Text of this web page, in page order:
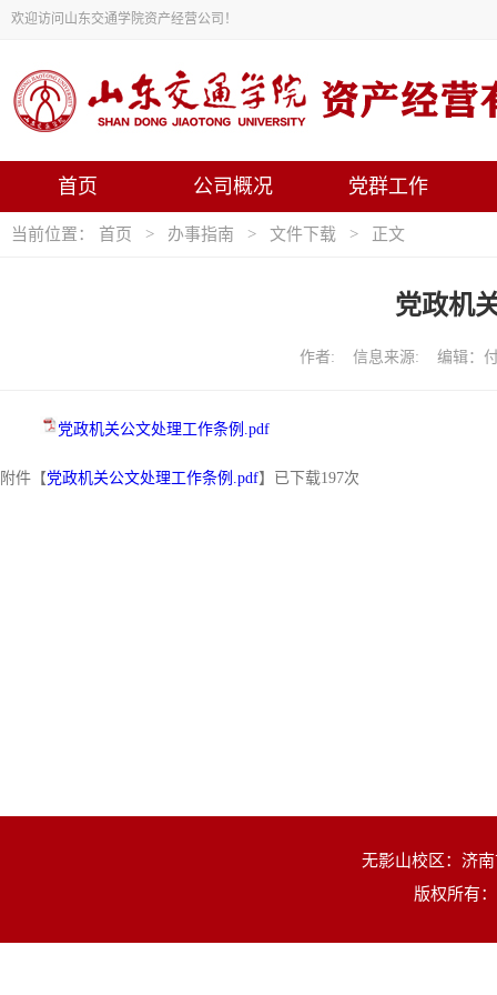
欢迎访问山东交通学院资产经营公司！
首页 公司概况 党群工作
当前位置： 首页 > 办事指南 > 文件下载 > 正文
党政机
作者: 信息来源: 编辑：付
党政机关公文处理工作条例.pdf
附件【党政机关公文处理工作条例.pdf】已下载197次
无影山校区：济
版权所有